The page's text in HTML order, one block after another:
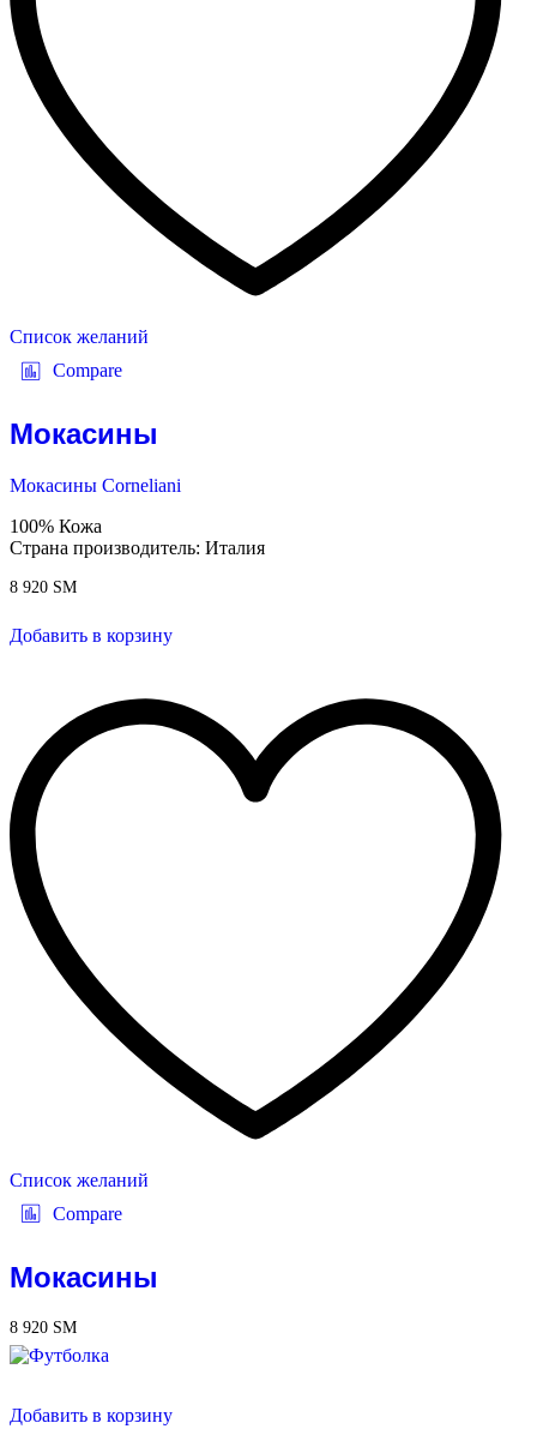
Список желаний
Compare
Мокасины
Мокасины Corneliani
100% Кожа
Страна производитель: Италия
8 920 ЅМ
Добавить в корзину
Список желаний
Compare
Мокасины
8 920 ЅМ
Добавить в корзину